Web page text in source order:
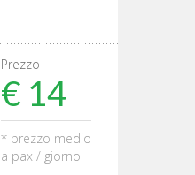
Prezzo
€ 14
* prezzo medio
a pax / giorno